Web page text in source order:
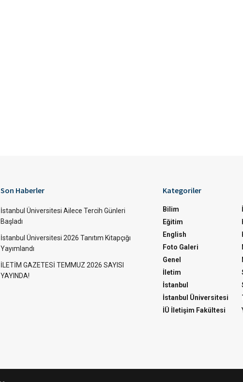
Son Haberler
İstanbul Üniversitesi Ailece Tercih Günleri
Başladı
İstanbul Üniversitesi 2026 Tanıtım Kitapçığı
Yayımlandı
İLETİM GAZETESİ TEMMUZ 2026 SAYISI
YAYINDA!
Kategoriler
Bilim
Eğitim
English
Foto Galeri
Genel
İletim
İstanbul
İstanbul Üniversitesi
İÜ İletişim Fakültesi